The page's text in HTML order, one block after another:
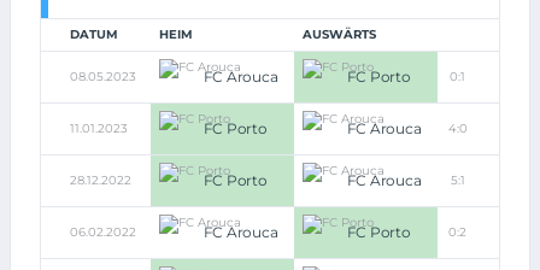
DATUM HEIM AUSWÄRTS
08.05.2023 FC Arouca FC Porto 0:1
11.01.2023 FC Porto FC Arouca 4:0
28.12.2022 FC Porto FC Arouca 5:1
06.02.2022 FC Arouca FC Porto 0:2